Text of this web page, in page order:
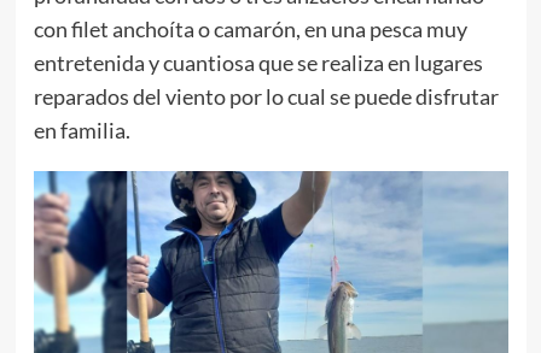
con filet anchoíta o camarón, en una pesca muy
entretenida y cuantiosa que se realiza en lugares
reparados del viento por lo cual se puede disfrutar
en familia.